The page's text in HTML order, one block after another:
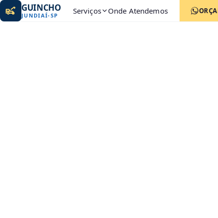
GUINCHO
JUNDIAÍ-SP Serviços Onde Atendemos